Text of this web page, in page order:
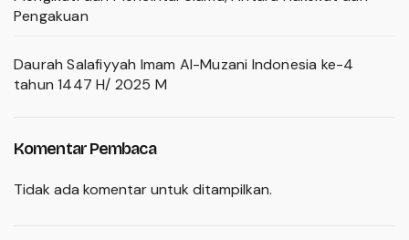
Pengakuan
Daurah Salafiyyah Imam Al-Muzani Indonesia ke-4
tahun 1447 H/ 2025 M
Komentar Pembaca
Tidak ada komentar untuk ditampilkan.